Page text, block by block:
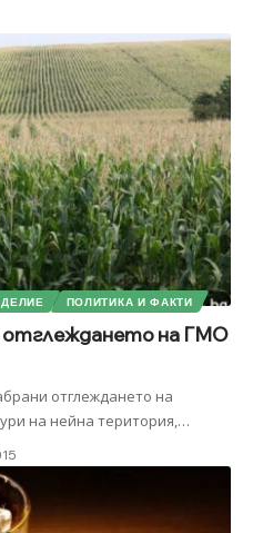
ПОЛИТИКА И ФАКТИ
отглеждането на ГМО
отглеждането на
на нейна територия,…